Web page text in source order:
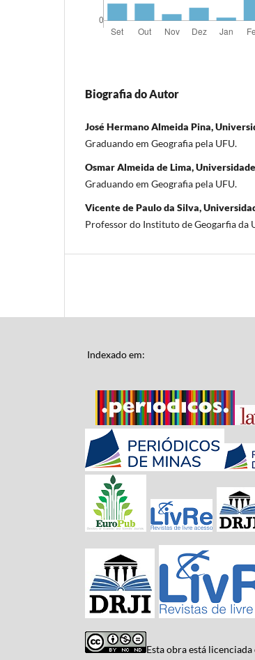
Biografia do Autor
José Hermano Almeida Pina,
Graduando em Geografia pela UFU.
Osmar Almeida de Lima,
Graduando em Geografia pela UFU.
Vicente de Paulo da Silva,
Professor do Instituto de Geogarfia da
Indexado em:
Esta obra está